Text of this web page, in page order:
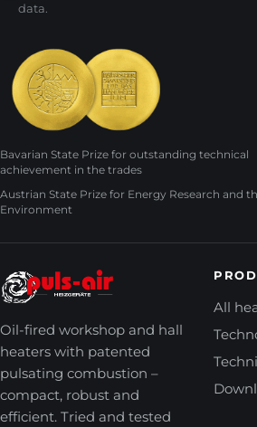
Bavarian State Prize for outstanding technical
achievement in the trades
Austrian State Prize for Energy Research and
Environment
data.
Oil-fired workshop and hall
heaters with patented
pulsating combustion –
compact, robust and
efficient. Tried and tested
All